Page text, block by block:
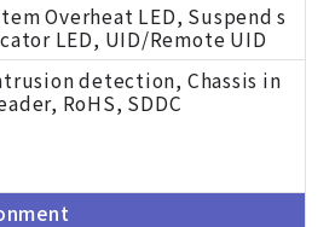
Overheat LED, Suspend s
LED, UID/Remote UID
detection, Chassis in
RoHS, SDDC